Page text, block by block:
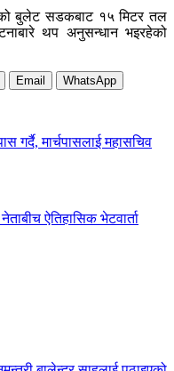
बुलेट सडकबाट १५ मिटर तल
थप अनुसन्धान भइरहेको
Email WhatsApp
गर्दै, मार्चपासलाई महासचिव
ऐतिहासिक भेटवार्ता